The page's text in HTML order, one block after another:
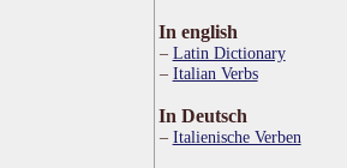
In english
Latin Dictionary
Italian Verbs
In Deutsch
Italienische Verben